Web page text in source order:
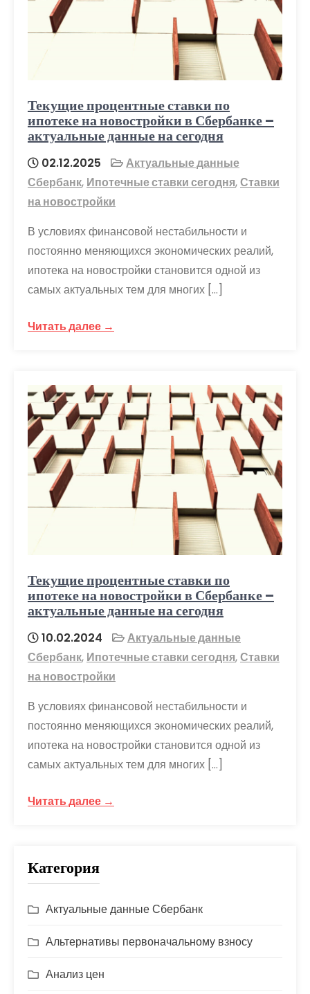
Текущие процентные ставки по
ипотеке на новостройки в Сбербанке –
актуальные данные на сегодня
02.12.2025
Актуальные данные
Сбербанк, Ипотечные ставки сегодня,Ставки
на новостройки
В условиях финансовой нестабильности и
постоянно меняющихся экономических реалий,
ипотека на новостройки становится одной из
самых актуальных тем для многих […]
Читать далее →
Текущие процентные ставки по
ипотеке на новостройки в Сбербанке –
актуальные данные на сегодня
10.02.2024
Актуальные данные
Сбербанк, Ипотечные ставки сегодня,Ставки
на новостройки
В условиях финансовой нестабильности и
постоянно меняющихся экономических реалий,
ипотека на новостройки становится одной из
самых актуальных тем для многих […]
Читать далее →
Категория
Актуальные данные Сбербанк
Альтернативы первоначальному взносу
Анализ цен